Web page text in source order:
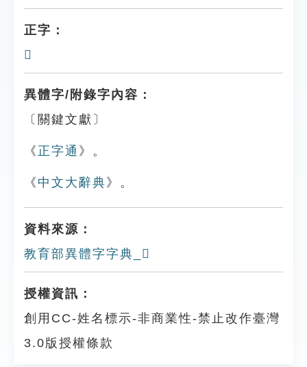
正字：
𪄶
異體字/附錄字內容：
〔關鍵文獻〕
《 正字通 》。
《 中文大辭典 》。
資料來源：
教育部異體字字典_𩀦
授權資訊：
創用CC-姓名標示-非商業性-禁止改作臺灣
3.0版授權條款